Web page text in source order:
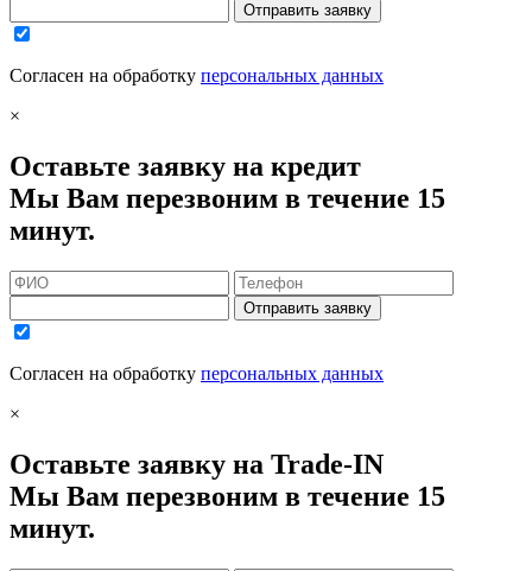
Отправить заявку
Согласен на обработку персональных данных
×
Оставьте заявку на кредит
Мы Вам перезвоним в течение 15
минут.
Отправить заявку
Согласен на обработку персональных данных
×
Оставьте заявку на Trade-IN
Мы Вам перезвоним в течение 15
минут.